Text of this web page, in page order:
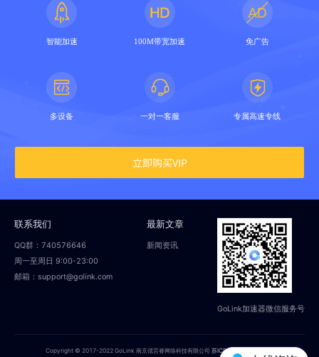
智能加速 100M带宽加速 免广告
多设备 一对一客服 专属高速专线
立即购买VIP
联系我们
QQ群：740576646
周一至周日 9:00-23:00
邮箱：support@golink.com
最新文章
新闻资讯
GoLink加速器微信服务号
Copyright © 2017-2022 GoLink 南京偲言睿网络科技有限公司苏ICP备18014251号-2